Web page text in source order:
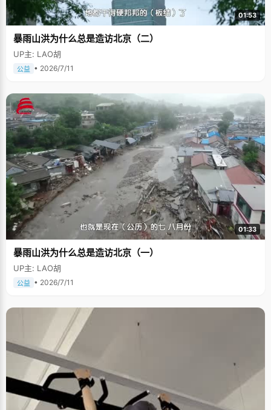
01:53
暴雨山洪为什么总是造访北京（二）
UP主: LAO胡
公益 • 2026/7/11
01:33
暴雨山洪为什么总是造访北京（一）
UP主: LAO胡
公益 • 2026/7/11